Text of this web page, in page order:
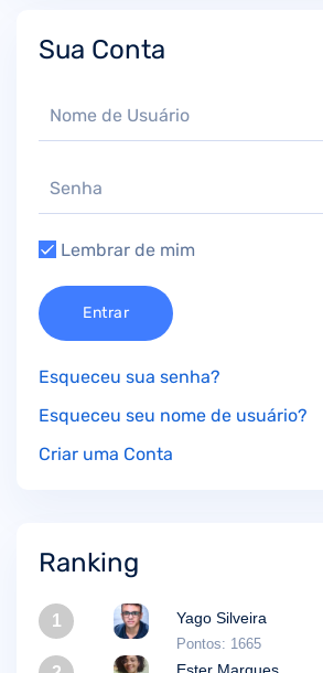
Sua Conta
Lembrar de mim
Entrar
Esqueceu sua senha?
Esqueceu seu nome de usuário?
Criar uma Conta
Ranking
1 Yago Silveira
Pontos: 1665